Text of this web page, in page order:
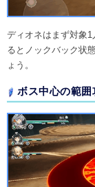
ディオネはまず対象
るとノックバック状
ょう。
ボス中心の範